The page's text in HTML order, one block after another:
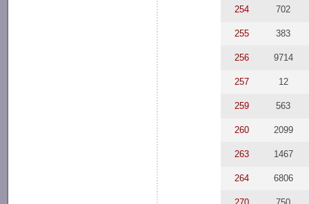
254 702
255 383
256 9714
257 12
259 563
260 2099
263 1467
264 6806